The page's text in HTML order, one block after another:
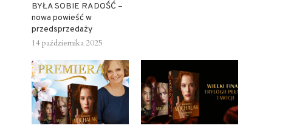
Premiera finałowego tomu
12 lutego 2025
BYŁA SOBIE RADOŚĆ –
nowa powieść w
przedsprzedaży
14 października 2025